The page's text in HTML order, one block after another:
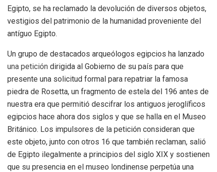
Egipto, se ha reclamado la devolución de diversos objetos,
vestigios del patrimonio de la humanidad proveniente del
antíguo Egipto.
Un grupo de destacados arqueólogos egipcios ha lanzado
una petición dirigida al Gobierno de su país para que
presente una solicitud formal para repatriar la famosa
piedra de Rosetta, un fragmento de estela del 196 antes de
nuestra era que permitió descifrar los antiguos jeroglíficos
egipcios hace ahora dos siglos y que se halla en el Museo
Británico. Los impulsores de la petición consideran que
este objeto, junto con otros 16 que también reclaman, salió
de Egipto ilegalmente a principios del siglo XIX y sostienen
que su presencia en el museo londinense perpetúa una